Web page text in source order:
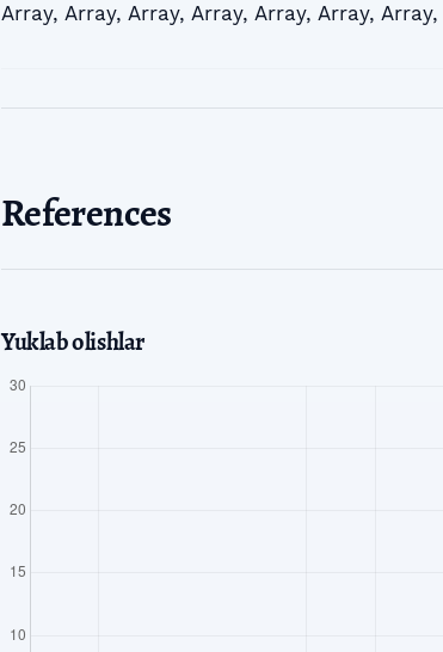
Array, Array, Array, Array, Array, Array, Array,
References
Yuklab olishlar